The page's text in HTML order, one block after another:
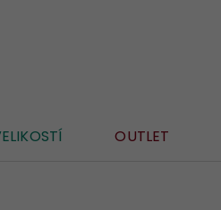
OUTLET